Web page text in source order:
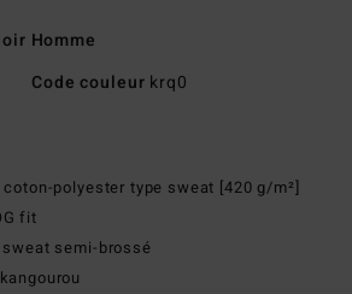
Homme
Code couleur krq0
coton-polyester type sweat [420 g/m²]
fit
semi-brossé